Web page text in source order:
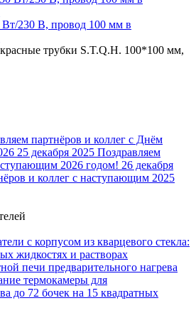
230 В, провод 100 мм в
трубки S.T.Q.H. 100*100 мм,
партнёров и коллег с Днём
25 декабря 2025 Поздравляем
2026 годом! 26 декабря
и коллег с наступающим 2025
с корпусом из кварцевого стекла:
жидкостях и растворах
печи предварительного нагрева
термокамеры для
до 72 бочек на 15 квадратных